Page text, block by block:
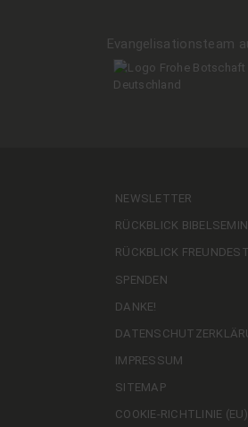
Evan­ge­li­sa­ti­ons­team
NEWS­LET­TER
RÜCK­BLICK
RÜCK­BLICK
SPEN­DEN
DANKE!
IM­PRES­SUM
SITE­MAP
COO­KIE-RICH­T­­LI­­NIE (EU)